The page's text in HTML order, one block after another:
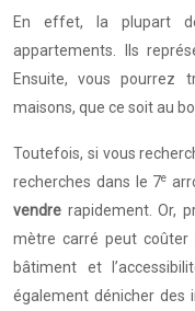
En effet, la plupart
appartements. Ils
Ensuite, vous pourrez
maisons, que ce soit au
Toutefois, si vous
recherches dans le 7e
vendre rapidement. Or,
mètre carré peut coûter
bâtiment et
également dénicher des